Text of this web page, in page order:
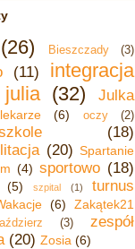
(26) Bieszczady (3)
(11)
integracja
julia (32)
Julka
lekarze (6) oczy (2)
(18)
(20) Spartanie
(4) sportowo (18)
(5) szpital (1)
turnus
(6)
Zakątek21
(3)
zespół
(20) Zosia (6)